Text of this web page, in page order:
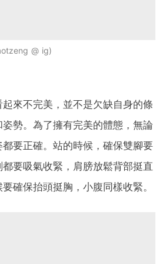
@ ig
來不完美，並不是欠缺自身的條
勢。為了擁有完美的體態，無論
要正確。站的時候，確保雙腳要
要吸氣收緊，肩膀放鬆背部挺直
確保抬頭挺胸，小腹同樣收緊。